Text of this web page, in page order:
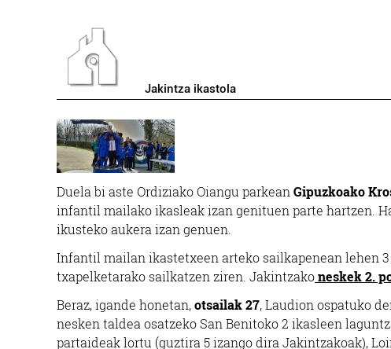
Jakintza ikastola
Duela bi aste Ordiziako Oiangu parkean Gipuzkoako
infantil mailako ikasleak izan genituen parte hartzen.
ikusteko aukera izan genuen.
Infantil mailan ikastetxeen arteko sailkapenean lehen
txapelketarako sailkatzen ziren. Jakintzakoneskek 2.
Beraz, igande honetan,otsailak 27, Laudion ospatuko
nesken taldea osatzeko San Benitoko 2 ikasleen
partaideak lortu (guztira 5 izango dira Jakintzakoak),